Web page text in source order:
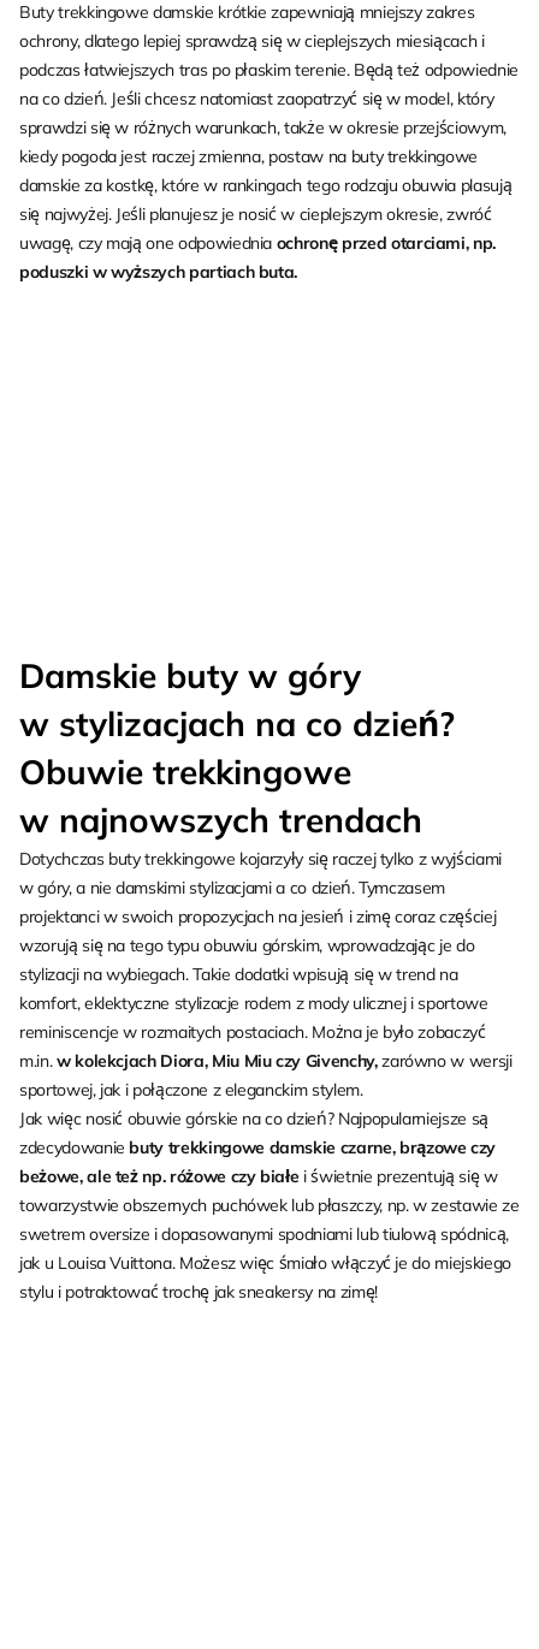
Buty trekkingowe damskie krótkie zapewniają mniejszy zakres
ochrony, dlatego lepiej sprawdzą się w cieplejszych miesiącach i
podczas łatwiejszych tras po płaskim terenie. Będą też odpowiednie
na co dzień. Jeśli chcesz natomiast zaopatrzyć się w model, który
sprawdzi się w różnych warunkach, także w okresie przejściowym,
kiedy pogoda jest raczej zmienna, postaw na buty trekkingowe
damskie za kostkę, które w rankingach tego rodzaju obuwia plasują
się najwyżej. Jeśli planujesz je nosić w cieplejszym okresie, zwróć
uwagę, czy mają one odpowiednia ochronę przed otarciami, np.
poduszki w wyższych partiach buta.
Damskie buty w góry
w stylizacjach na co dzień?
Obuwie trekkingowe
w najnowszych trendach
Dotychczas buty trekkingowe kojarzyły się raczej tylko z wyjściami
w góry, a nie damskimi stylizacjami a co dzień. Tymczasem
projektanci w swoich propozycjach na jesień i zimę coraz częściej
wzorują się na tego typu obuwiu górskim, wprowadzając je do
stylizacji na wybiegach. Takie dodatki wpisują się w trend na
komfort, eklektyczne stylizacje rodem z mody ulicznej i sportowe
reminiscencje w rozmaitych postaciach. Można je było zobaczyć
m.in.w kolekcjach Diora, Miu Miu czy Givenchy,zarówno w wersji
sportowej, jak i połączone z eleganckim stylem.
Jak więc nosić obuwie górskie na co dzień? Najpopularniejsze są
zdecydowanie buty trekkingowe damskie czarne, brązowe czy
beżowe, ale też np. różowe czy białe i świetnie prezentują się w
towarzystwie obszernych puchówek lub płaszczy, np. w zestawie ze
swetrem oversize i dopasowanymi spodniami lub tiulową spódnicą,
jak u Louisa Vuittona. Możesz więc śmiało włączyć je do miejskiego
stylu i potraktować trochę jak sneakersy na zimę!